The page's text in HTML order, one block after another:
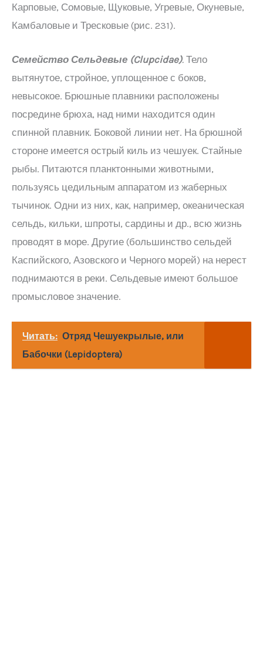
Карповые, Сомовые, Щуковые, Угревые, Окуневые,
Камбаловые и Тресковые (рис. 231).
Семейство Сельдевые (Clupcidae). Тело
вытянутое, стройное, уплощенное с боков,
невысокое. Брюшные плавники расположены
посредине брюха, над ними находится один
спинной плавник. Боковой линии нет. На брюшной
стороне имеется острый киль из чешуек. Стайные
рыбы. Питаются планктонными животными,
пользуясь цедильным аппаратом из жаберных
тычинок. Одни из них, как, например, океаническая
сельдь, кильки, шпроты, сардины и др., всю жизнь
проводят в море. Другие (большинство сельдей
Каспийского, Азовского и Черного морей) на нерест
поднимаются в реки. Сельдевые имеют большое
промысловое значение.
Читать: Отряд Чешуекрылые, или
Бабочки (Lepidoptera)